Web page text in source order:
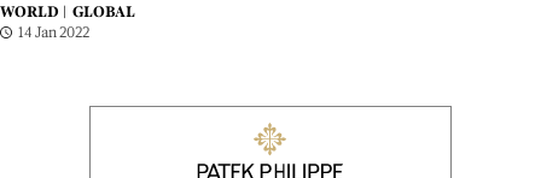
WORLD |
GLOBAL
14 Jan 2022